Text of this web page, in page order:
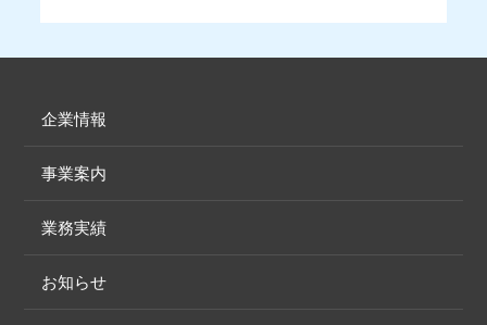
企業情報
事業案内
業務実績
お知らせ